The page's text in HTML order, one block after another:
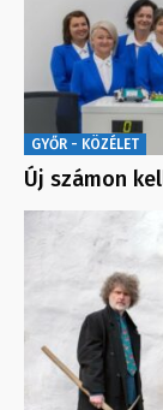
GYŐR - KÖZÉLET
Új számon